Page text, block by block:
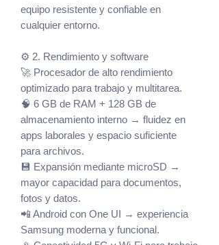
equipo resistente y confiable en
cualquier entorno.
⚙️ 2. Rendimiento y software
🚀 Procesador de alto rendimiento
optimizado para trabajo y multitarea.
🧠 6 GB de RAM + 128 GB de
almacenamiento interno → fluidez en
apps laborales y espacio suficiente
para archivos.
💾 Expansión mediante microSD →
mayor capacidad para documentos,
fotos y datos.
📲 Android con One UI → experiencia
Samsung moderna y funcional.